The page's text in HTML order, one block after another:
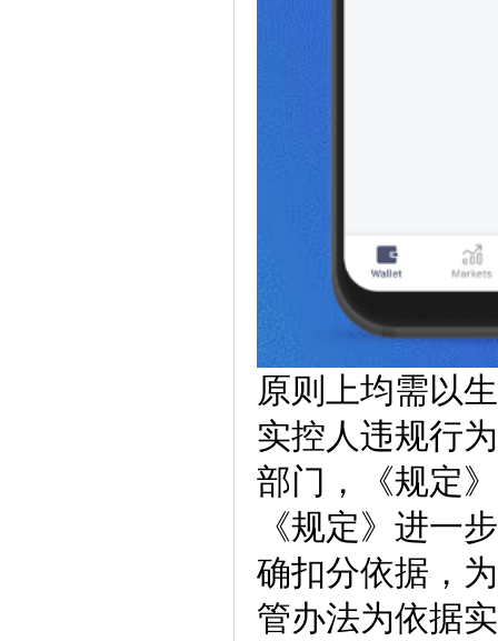
原则上均需以
实控人违规行
部门，《规定
《规定》进一
确扣分依据，
管办法为依据